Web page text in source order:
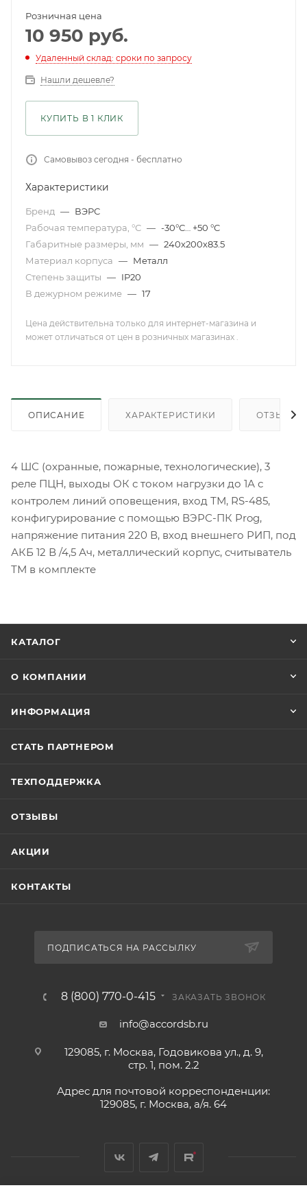
Розничная цена
10 950 руб.
Удаленный склад: сроки по запросу
Нашли дешевле?
КУПИТЬ В 1 КЛИК
Самовывоз сегодня - бесплатно
Характеристики
Бренд — ВЭРС
Рабочая температура, °С — -30°С… +50 °C
Габаритные размеры, мм — 240х200х83.5
Материал корпуса — Металл
Степень защиты — IP20
В дежурном режиме — 17
Цена действительна только для интернет-магазина и
может отличаться от цен в розничных магазинах .
ОПИСАНИЕ ХАРАКТЕРИСТИКИ ОТЗЫВЫ
4 ШС (охранные, пожарные, технологические), 3
реле ПЦН, выходы ОК с током нагрузки до 1А с
контролем линий оповещения, вход ТМ, RS-485,
конфигурирование с помощью ВЭРС-ПК Prog,
напряжение питания 220 В, вход внешнего РИП, под
АКБ 12 В /4,5 Ач, металлический корпус, считыватель
ТМ в комплекте
КАТАЛОГ
О КОМПАНИИ
ИНФОРМАЦИЯ
СТАТЬ ПАРТНЕРОМ
ТЕХПОДДЕРЖКА
ОТЗЫВЫ
АКЦИИ
КОНТАКТЫ
ПОДПИСАТЬСЯ НА РАССЫЛКУ
8 (800) 770-0-415 ЗАКАЗАТЬ ЗВОНОК
info@accordsb.ru
129085, г. Москва, Годовикова ул., д. 9,
стр. 1, пом. 2.2
Адрес для почтовой корреспонденции:
129085, г. Москва, а/я. 64